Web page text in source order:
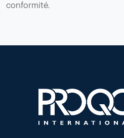
conformité.